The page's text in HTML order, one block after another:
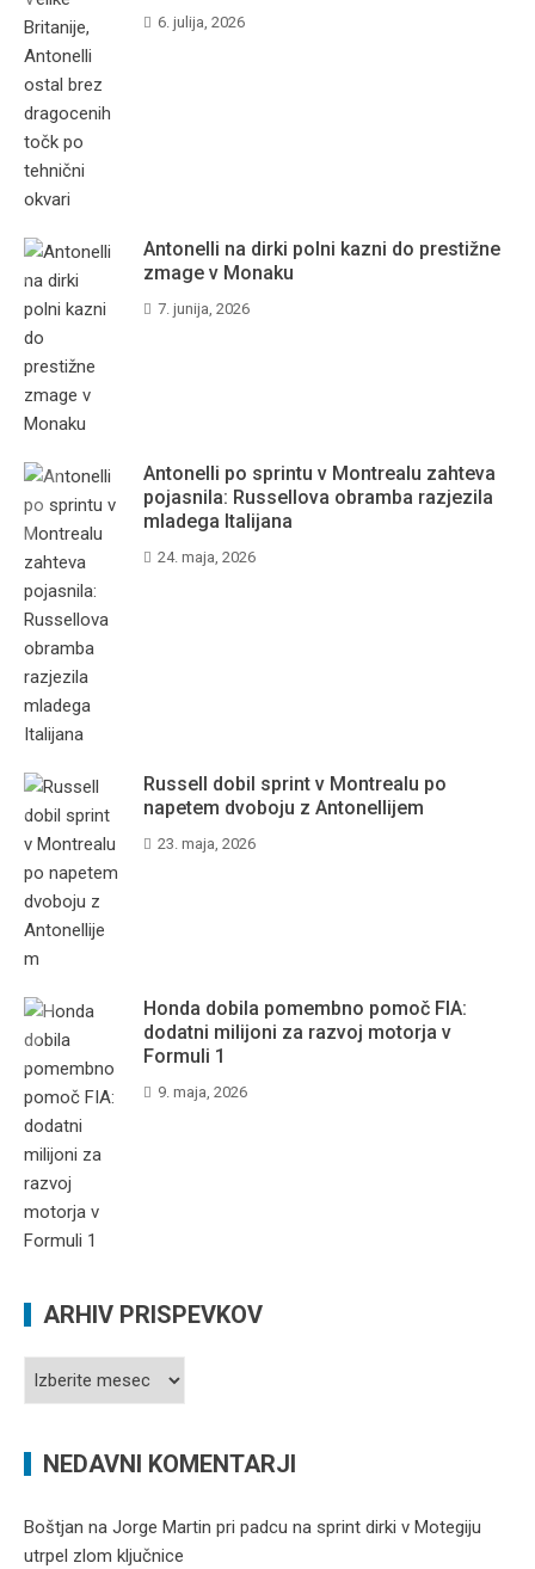
6. julija, 2026
Antonelli na dirki polni kazni do prestižne
zmage v Monaku
7. junija, 2026
Antonelli po sprintu v Montrealu zahteva
pojasnila: Russellova obramba razjezila
mladega Italijana
24. maja, 2026
Russell dobil sprint v Montrealu po
napetem dvoboju z Antonellijem
23. maja, 2026
Honda dobila pomembno pomoč FIA:
dodatni milijoni za razvoj motorja v
Formuli 1
9. maja, 2026
ARHIV PRISPEVKOV
Arhiv
NEDAVNI KOMENTARJI
Boštjan na Jorge Martin pri padcu na sprint dirki v Motegiju
utrpel zlom ključnice